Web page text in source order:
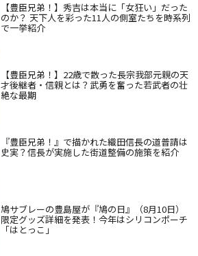
【豊臣兄弟！】秀吉は本当に「女狂い」だった
のか？ 天下人を彩った11人の側室たちを時系列
で一挙紹介
【豊臣兄弟！】22歳で散った長宗我部元親の天
才後継者・信親とは？武勇を奮った若武者の壮
絶な最期
『豊臣兄弟！』で描かれた織田信長の道普請は
史実？信長が実施した街道整備の施策を紹介
鳩サブレーの豊島屋が『鳩の日』（8月10日）
限定グッズ詳細を発表！今年はシリコンポーチ
「はとっこ」